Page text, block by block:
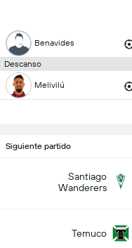
Benavides
Descanso
Melivilú
Siguiente partido
Santiago
Wanderers
Temuco